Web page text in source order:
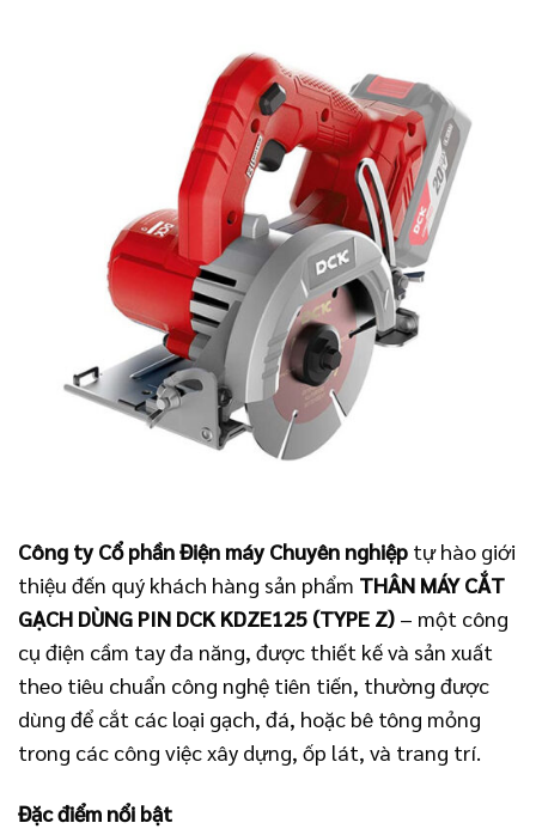
Công ty Cổ phần Điện máy Chuyên nghiệp tự hào giới
thiệu đến quý khách hàng sản phẩm THÂN MÁY CẮT
GẠCH DÙNG PIN DCK KDZE125 (TYPE Z) – một công
cụ điện cầm tay đa năng, được thiết kế và sản xuất
theo tiêu chuẩn công nghệ tiên tiến, thường được
dùng để cắt các loại gạch, đá, hoặc bê tông mỏng
trong các công việc xây dựng, ốp lát, và trang trí.
Đặc điểm nổi bật